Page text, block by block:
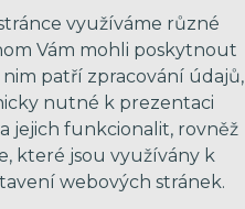
VAŠE JMÉNO
VÁŠ EMAIL
využíváme různé
Vám mohli poskytnout
patří zpracování údajů,
nutné k prezentaci
jejich funkcionalit, rovněž
které jsou využívány k
webových stránek.